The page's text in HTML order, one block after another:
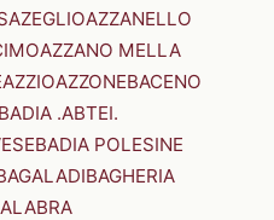
AZEGLIOAZZANELLO
AZZANO MELLA
AZZIOAZZONEBACENO
BADIA .ABTEI.
BADIA POLESINE
BAGHERIA